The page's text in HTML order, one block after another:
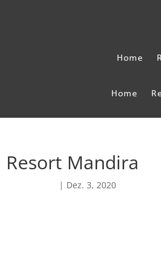
Home
Home
Resort Mandira
| Dez. 3, 2020